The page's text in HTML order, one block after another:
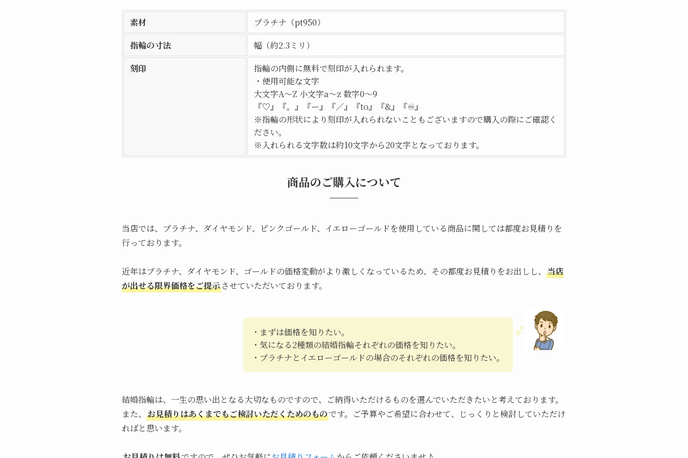
素材
プラチナ（pt950）
指輪の寸法
幅（約2.3ミリ）
刻印
指輪の内側に無料で刻印が入れられます。
・使用可能な文字
大文字A〜Z 小文字a〜z 数字0～9
『♡』『。』『ー』『／』『to』『&』『♾』
※指輪の形状により刻印が入れられないこともございますので購入の際にご確認く
ださい。
※入れられる文字数は約10文字から20文字となっております。
商品のご購入について
当店では、プラチナ、ダイヤモンド、ピンクゴールド、イエローゴールドを使用している商品に関しては都度お見積りを
行っております。
近年はプラチナ、ダイヤモンド、ゴールドの価格変動がより激しくなっているため、その都度お見積りをお出しし、 当店
が出せる限界価格をご提示させていただいております。
・まずは価格を知りたい。
・気になる2種類の結婚指輪それぞれの価格を知りたい。
・プラチナとイエローゴールドの場合のそれぞれの価格を知りたい。
結婚指輪は、一生の思い出となる大切なものですので、ご納得いただけるものを選んでいただきたいと考えております。
また、 お見積りはあくまでもご検討いただくためのものです。ご予算やご希望に合わせて、じっくりと検討していただけ
ればと思います。